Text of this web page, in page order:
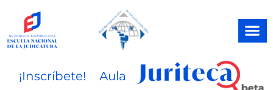
contenido
¡Inscríbete! Aula